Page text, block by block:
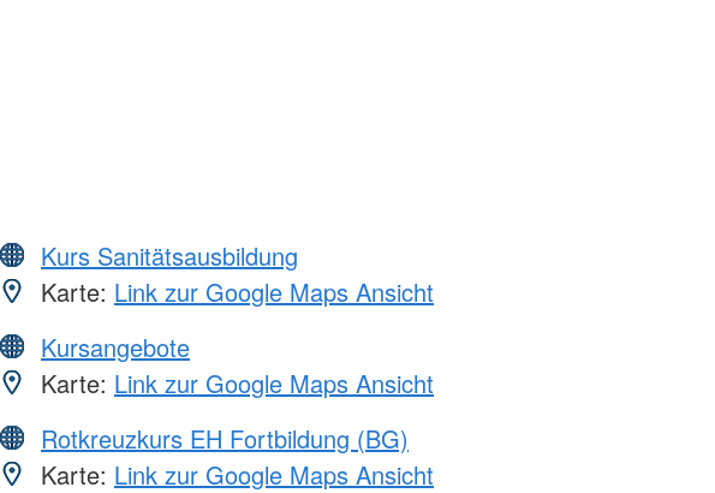
Kurs Sanitätsausbildung
Karte: Link zur Google Maps Ansicht
Kursangebote
Karte: Link zur Google Maps Ansicht
Rotkreuzkurs EH Fortbildung (BG)
Karte: Link zur Google Maps Ansicht